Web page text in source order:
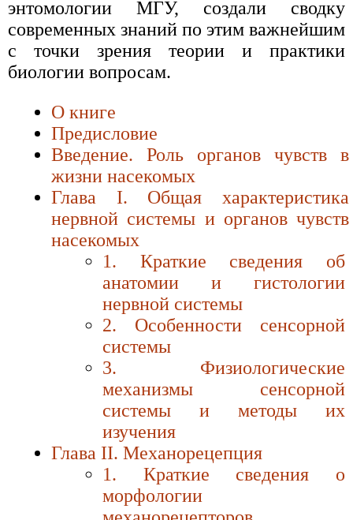
энтомологии МГУ, создали сводку
современных знаний по этим важнейшим
с точки зрения теории и практики
биологии вопросам.
О книге
Предисловие
Введение. Роль органов чувств в
жизни насекомых
Глава I. Общая характеристика
нервной системы и органов чувств
насекомых
1. Краткие сведения об
анатомии и гистологии
нервной системы
2. Особенности сенсорной
системы
3. Физиологические
механизмы сенсорной
системы и методы их
изучения
Глава II. Механорецепция
1. Краткие сведения о
морфологии